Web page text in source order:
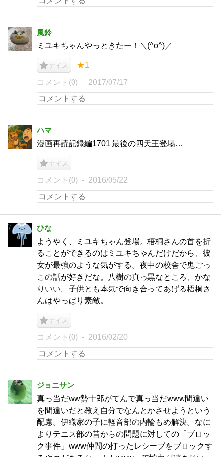
風鈴
ミユキちゃんやっときたー！＼(^o^)／
ナイス ★1
コメント(0) 2017/07/17
ハマ
漫画再読記録編1701 最後の四天王登場…
ナイス
コメント(0) 2016/05/22
ひな
ようやく、ミユキちゃん登場。梧桐さんの首を折
ることができるのはミユキちゃんだけだから、彼
女が最強のような気がする。夜中の校舎で鬼ごっ
この話が好きだな。八樹の真っ黒なところ、かな
りいい。子供とも本気で向き合ってあげる梧桐さ
んはやっぱり素敵。
ナイス
コメント(0) 2016/02/20
ジョニサン
真っ当だww勢十郎がてんで真っ当だwww間違い
を間違いだと教え自分でなんとかさせようという
配慮。伊織家の子に軽音部の内輪もめ解決。なに
よりテニス部の昔からの問題に対しての「ブロッ
ク事件」www仲間の打ったレシーブをブロックす